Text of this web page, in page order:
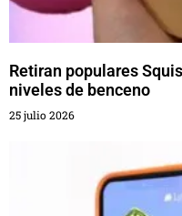
Retiran populares
niveles de benceno
25 julio 2026